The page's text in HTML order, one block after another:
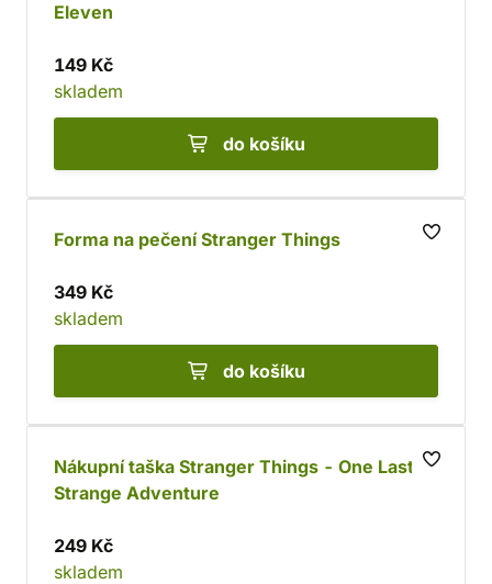
Eleven
149 Kč
skladem
do košíku
Forma na pečení Stranger Things
349 Kč
skladem
do košíku
Nákupní taška Stranger Things - One Last
Strange Adventure
249 Kč
skladem